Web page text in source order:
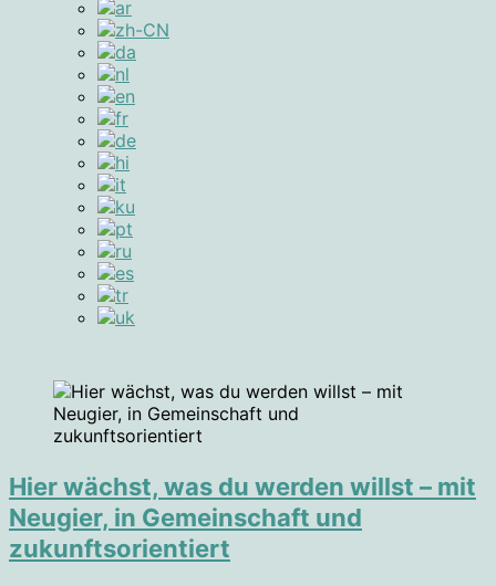
Hier wächst, was du werden willst – mit
Neugier, in Gemeinschaft und
zukunftsorientiert